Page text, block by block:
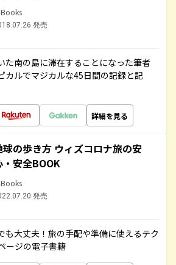
発売
た南の島に滞在することになった筆者
カルでマジカルな45日間の記録と記
詳細を見る
球の歩き方 ウィズコロナ旅の安
・安全BOOK
発売
も大丈夫！旅の手配や準備に使えるテク
ージの電子書籍